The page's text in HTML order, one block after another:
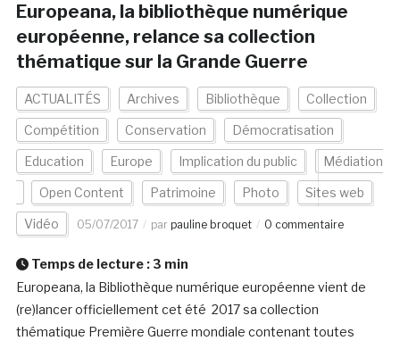
Europeana, la bibliothèque numérique
européenne, relance sa collection
thématique sur la Grande Guerre
ACTUALITÉS Archives Bibliothèque Collection
Compétition Conservation Démocratisation
Education Europe Implication du public Médiation
Open Content Patrimoine Photo Sites web
Vidéo 05/07/2017 par pauline broquet 0 commentaire
Temps de lecture : 3 min
Europeana, la Bibliothèque numérique européenne vient de
(re)lancer officiellement cet été 2017 sa collection
thématique Première Guerre mondiale contenant toutes